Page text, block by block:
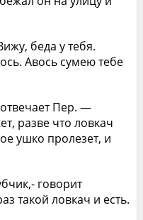
беда у тебя.
Авось сумею тебе
Пер. —
разве что ловкач
ушко пролезет, и
говорит
такой ловкач и есть.